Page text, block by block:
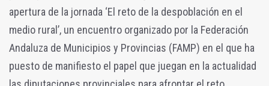
apertura de la jornada ‘El reto de la despoblación en el
medio rural’, un encuentro organizado por la Federación
Andaluza de Municipios y Provincias (FAMP) en el que ha
puesto de manifiesto el papel que juegan en la actualidad